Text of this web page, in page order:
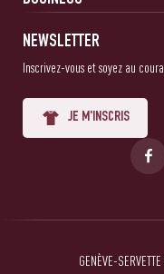
NEWSLETTER
Inscrivez-vous et soyez au
JE M'INSCRIS
GENÈVE-